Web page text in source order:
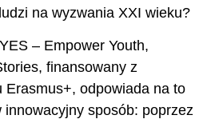
na wyzwania XXI wieku?
– Empower Youth,
finansowany z
Erasmus+, odpowiada na to
innowacyjny sposób: poprzez